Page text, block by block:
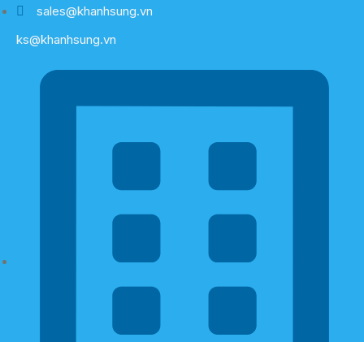
sales@khanhsung.vn
ks@khanhsung.vn